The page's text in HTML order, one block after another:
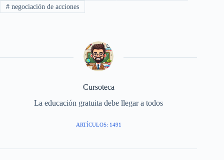
#negociación de acciones
Cursoteca
La educación gratuita debe llegar a todos
ARTÍCULOS: 1491